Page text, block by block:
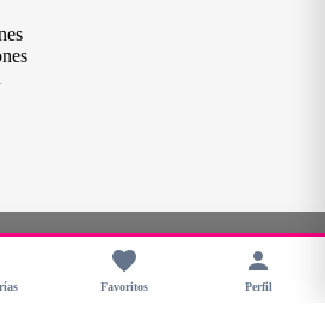
PerúFavoritos Perfil